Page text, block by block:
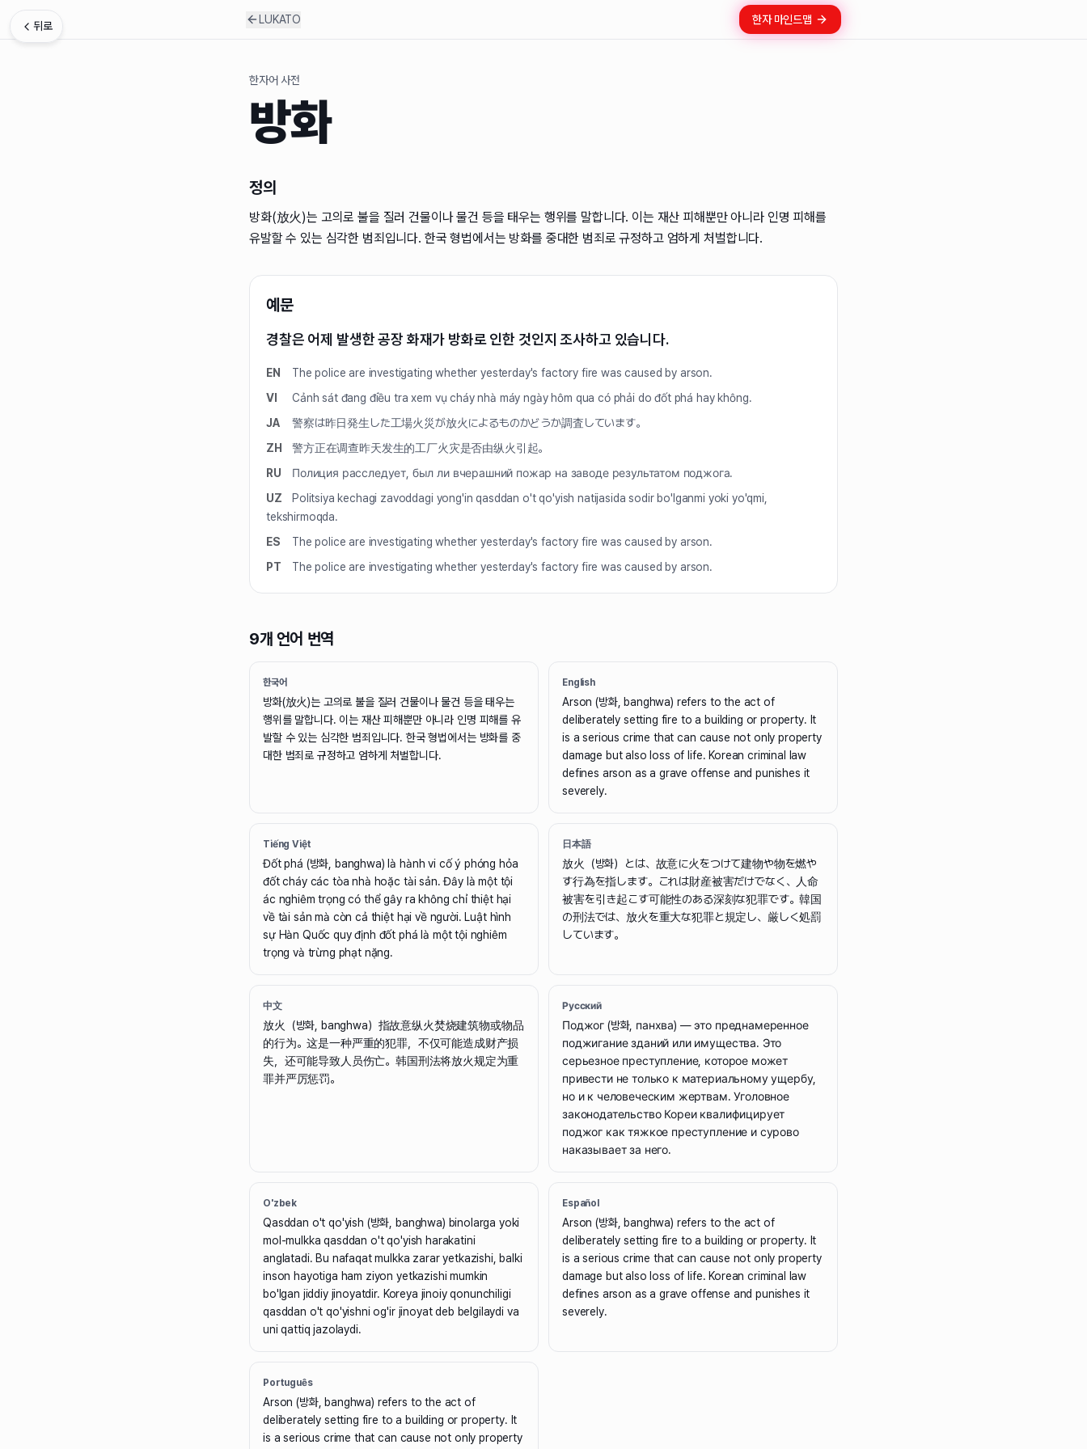
뒤로
LUKATO 한자 마인드맵
한자어 사전
방화
정의
방화(放火)는 고의로 불을 질러 건물이나 물건 등을 태우는 행위를 말합니다. 이는 재산 피해뿐만 아니라 인명 피해를
유발할 수 있는 심각한 범죄입니다. 한국 형법에서는 방화를 중대한 범죄로 규정하고 엄하게 처벌합니다.
예문
경찰은 어제 발생한 공장 화재가 방화로 인한 것인지 조사하고 있습니다.
EN
The police are investigating whether yesterday's factory fire was caused by arson.
VI
Cảnh sát đang điều tra xem vụ cháy nhà máy ngày hôm qua có phải do đốt phá hay không.
JA
警察は昨日発生した工場火災が放火によるものかどうか調査しています。
ZH
警方正在调查昨天发生的工厂火灾是否由纵火引起。
RU
Полиция расследует, был ли вчерашний пожар на заводе результатом поджога.
UZ
Politsiya kechagi zavoddagi yong'in qasddan o't qo'yish natijasida sodir bo'lganmi yoki yo'qmi,
tekshirmoqda.
ES
The police are investigating whether yesterday's factory fire was caused by arson.
PT
The police are investigating whether yesterday's factory fire was caused by arson.
9개 언어 번역
한국어
방화(放火)는 고의로 불을 질러 건물이나 물건 등을 태우는
행위를 말합니다. 이는 재산 피해뿐만 아니라 인명 피해를 유
발할 수 있는 심각한 범죄입니다. 한국 형법에서는 방화를 중
대한 범죄로 규정하고 엄하게 처벌합니다.
English
Arson (방화, banghwa) refers to the act of
deliberately setting fire to a building or property. It
is a serious crime that can cause not only property
damage but also loss of life. Korean criminal law
defines arson as a grave offense and punishes it
severely.
Tiếng Việt
Đốt phá (방화, banghwa) là hành vi cố ý phóng hỏa
đốt cháy các tòa nhà hoặc tài sản. Đây là một tội
ác nghiêm trọng có thể gây ra không chỉ thiệt hại
về tài sản mà còn cả thiệt hại về người. Luật hình
sự Hàn Quốc quy định đốt phá là một tội nghiêm
trọng và trừng phạt nặng.
日本語
放火（방화）とは、故意に火をつけて建物や物を燃や
す行為を指します。これは財産被害だけでなく、人命
被害を引き起こす可能性のある深刻な犯罪です。韓国
の刑法では、放火を重大な犯罪と規定し、厳しく処罰
しています。
中文
放火（방화, banghwa）指故意纵火焚烧建筑物或物品
的行为。这是一种严重的犯罪，不仅可能造成财产损
失，还可能导致人员伤亡。韩国刑法将放火规定为重
罪并严厉惩罚。
Русский
Поджог (방화, панхва) — это преднамеренное
поджигание зданий или имущества. Это
серьезное преступление, которое может
привести не только к материальному ущербу,
но и к человеческим жертвам. Уголовное
законодательство Кореи квалифицирует
поджог как тяжкое преступление и сурово
наказывает за него.
O'zbek
Qasddan o't qo'yish (방화, banghwa) binolarga yoki
mol-mulkka qasddan o't qo'yish harakatini
anglatadi. Bu nafaqat mulkka zarar yetkazishi, balki
inson hayotiga ham ziyon yetkazishi mumkin
bo'lgan jiddiy jinoyatdir. Koreya jinoiy qonunchiligi
qasddan o't qo'yishni og'ir jinoyat deb belgilaydi va
uni qattiq jazolaydi.
Español
Arson (방화, banghwa) refers to the act of
deliberately setting fire to a building or property. It
is a serious crime that can cause not only property
damage but also loss of life. Korean criminal law
defines arson as a grave offense and punishes it
severely.
Português
Arson (방화, banghwa) refers to the act of
deliberately setting fire to a building or property. It
is a serious crime that can cause not only property